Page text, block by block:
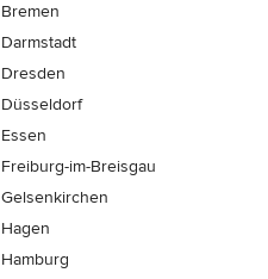
Bremen
Darmstadt
Dresden
Düsseldorf
Essen
Freiburg-im-Breisgau
Gelsenkirchen
Hagen
Hamburg